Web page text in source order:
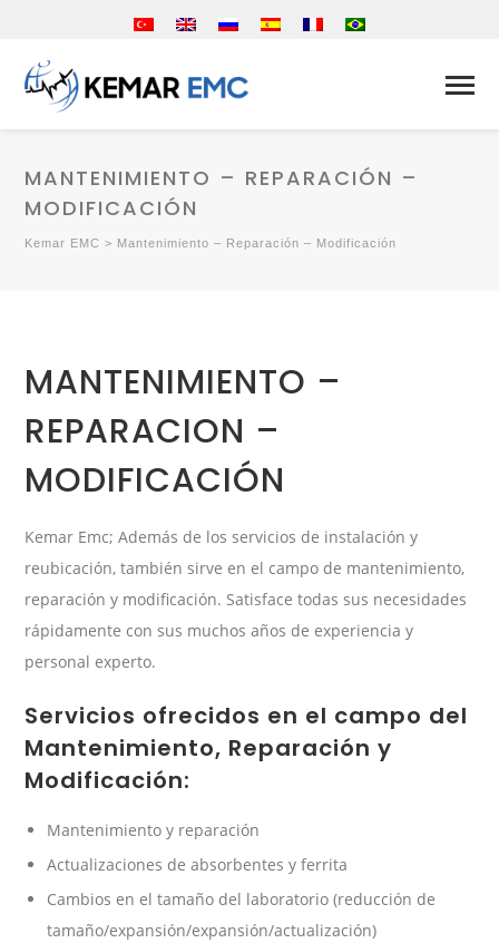
MANTENIMIENTO – REPARACIÓN –
MODIFICACIÓN
Kemar EMC > Mantenimiento – Reparación – Modificación
MANTENIMIENTO –
REPARACION –
MODIFICACIÓN
Kemar Emc; Además de los servicios de instalación y
reubicación, también sirve en el campo de mantenimiento,
reparación y modificación. Satisface todas sus necesidades
rápidamente con sus muchos años de experiencia y
personal experto.
Servicios ofrecidos en el campo del
Mantenimiento, Reparación y
Modificación:
Mantenimiento y reparación
Actualizaciones de absorbentes y ferrita
Cambios en el tamaño del laboratorio (reducción de
tamaño/expansión/expansión/actualización)